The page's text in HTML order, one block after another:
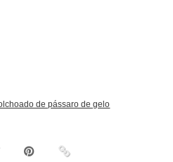
de pássaro de gelo